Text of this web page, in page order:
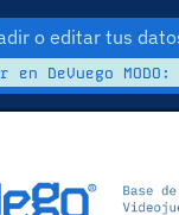
o editar tus
en DeVuego MODO: